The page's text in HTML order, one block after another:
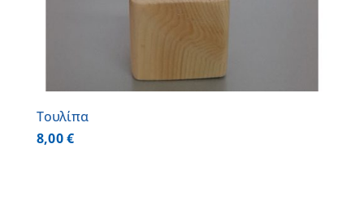
Τουλίπα
8,00€